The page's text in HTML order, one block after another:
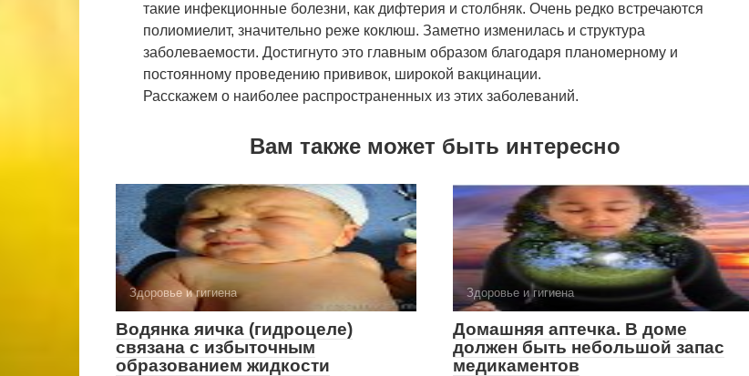
такие инфекционные болезни, как дифтерия и столбняк. Очень редко встречаются
полиомиелит, значительно реже коклюш. Заметно изменилась и структура
заболеваемости. Достигнуто это главным образом благодаря планомерному и
постоянному проведению прививок, широкой вакцинации.
Расскажем о наиболее распространенных из этих заболеваний.
Вам также может быть интересно
Здоровье и гигиена
Водянка яичка (гидроцеле)
связана с избыточ­ным
образованием жидкости
Здоровье и гигиена
Домашняя аптечка. В доме
должен быть небольшой запас
медика­ментов